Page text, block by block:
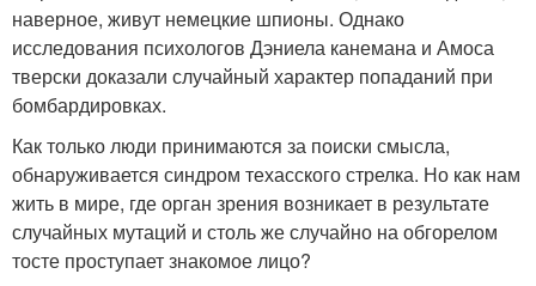
наверное, живут немецкие шпионы. Однако
исследования психологов Дэниела канемана и Амоса
тверски доказали случайный характер попаданий при
бомбардировках.
Как только люди принимаются за поиски смысла,
обнаруживается синдром техасского стрелка. Но как нам
жить в мире, где орган зрения возникает в результате
случайных мутаций и столь же случайно на обгорелом
тосте проступает знакомое лицо?